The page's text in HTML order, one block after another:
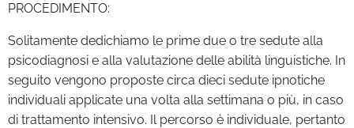
PROCEDIMENTO:
Solitamente dedichiamo le prime due o tre sedute alla
psicodiagnosi e alla valutazione delle abilità linguistiche. In
seguito vengono proposte circa dieci sedute ipnotiche
individuali applicate una volta alla settimana o più, in caso
di trattamento intensivo. Il percorso è individuale, pertanto